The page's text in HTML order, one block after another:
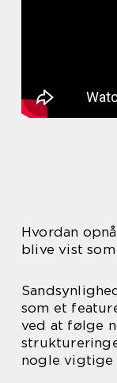
Hvordan
blive vist
som et
ved at følge
nogle vigtige